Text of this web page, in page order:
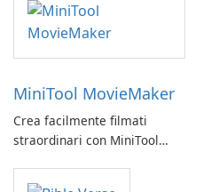
MiniTool MovieMaker
Crea facilmente filmati
straordinari con MiniTool